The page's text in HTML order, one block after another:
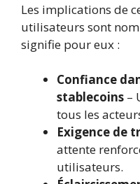
Les implications de
utilisateurs sont
signifie pour eux :
Confiance
stablecoins –
tous les
Exigence de
attente
utilisateurs.